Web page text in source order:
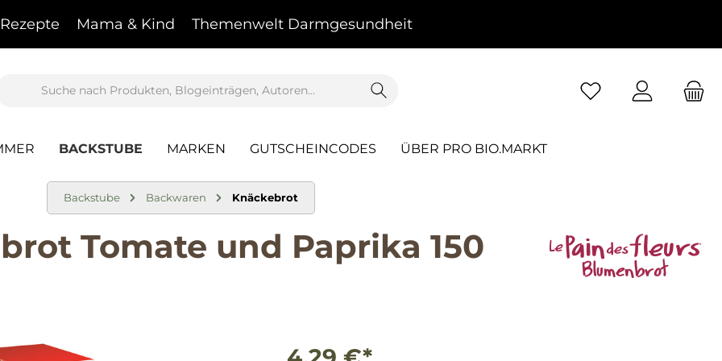
Rezepte Mama & Kind Themenwelt Darmgesundheit
BACKSTUBE MARKEN GUTSCHEINCODES ÜBER PRO BIO.MARKT
Backstube Backwaren Knäckebrot
Tomate und Paprika 150